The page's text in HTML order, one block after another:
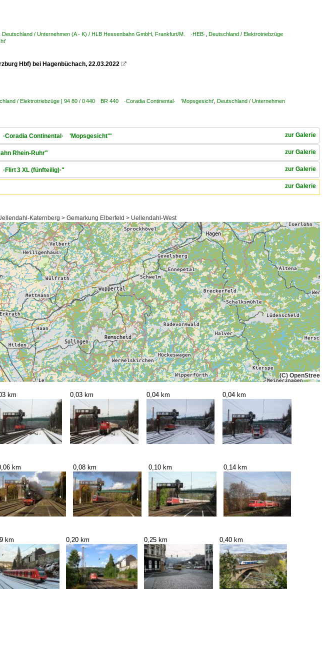
Deutschland / Unternehmen (A - K) / HLB Hessenbahn GmbH, Frankfurt/M. ·HEB· Deutschland / Elektrotriebzüge
Hbf) bei Hagenbüchach, 22.03.2022 
/ Elektrotriebzüge | 94 80 / 0 440 BR 440 ·Coradia Continental· 'Mopsgesicht' Deutschland / Unternehmen
zur Galerie
Continental· 'Mopsgesicht'"
zur Galerie
Rhein-Ruhr"
zur Galerie
3 XL (fünfteilig)·"
zur Galerie
Katernberg > Gemarkung Elberfeld > Uellendahl-West
(C)
km 0,03 km 0,04 km 0,04 km
km 0,08 km 0,10 km 0,14 km
km 0,20 km 0,25 km 0,40 km